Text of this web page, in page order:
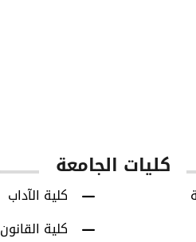
كليات الجامعة
كلية الآداب
كلية القانون